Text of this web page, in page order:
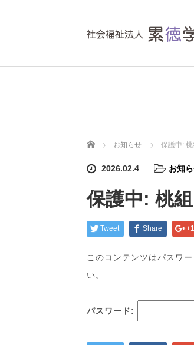
ホーム お知らせ 保護中:
2026.02.4 お知
保護中: 桃
Tweet Share +1
このコンテンツはパスワ
い。
パスワード: